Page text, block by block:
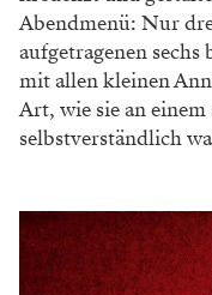
Souper eher vor
– und sei es nur,
Küchenschluss
Ein besonderer
Kunstgenuss ist das
Strozzigasse, kaum
von besonderer
sechs Tische haben
einem Restaurant